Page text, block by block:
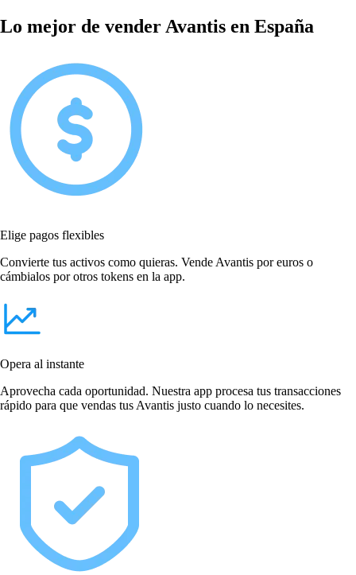
Lo mejor de vender Avantis en España
Elige pagos flexibles
Convierte tus activos como quieras. Vende Avantis por euros o
cámbialos por otros tokens en la app.
Opera al instante
Aprovecha cada oportunidad. Nuestra app procesa tus transacciones
rápido para que vendas tus Avantis justo cuando lo necesites.